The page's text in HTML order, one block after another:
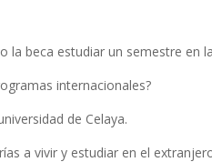
la beca estudiar un semestre en
internacionales?
de Celaya.
a vivir y estudiar en el